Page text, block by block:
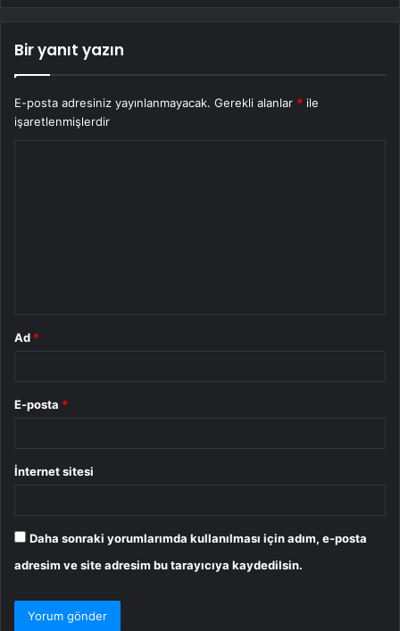
Bir yanıt yazın
E-posta adresiniz yayınlanmayacak. Gerekli alanlar * ile
işaretlenmişlerdir
Ad *
E-posta *
İnternet sitesi
Daha sonraki yorumlarımda kullanılması için adım, e-posta
adresim ve site adresim bu tarayıcıya kaydedilsin.